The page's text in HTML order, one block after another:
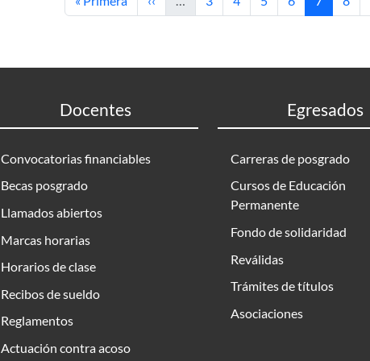
Docentes
Convocatorias financiables
Becas posgrado
Llamados abiertos
Marcas horarias
Horarios de clase
Recibos de sueldo
Reglamentos
Actuación contra acoso
Egresados
Carreras de posgrado
Cursos de Educación
Permanente
Fondo de solidaridad
Reválidas
Trámites de títulos
Asociaciones